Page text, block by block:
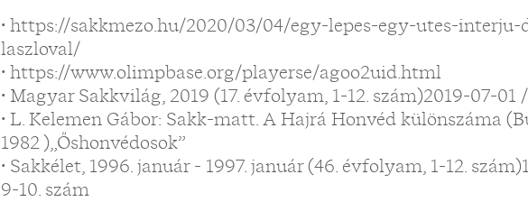
• https://sakkmezo.hu/2020/03/04/egy-lepes-egy-utes-
laszloval/
• https://www.olimpbase.org/playerse/agoo2uid.html
• Magyar Sakkvilág, 2019 (17. évfolyam, 1-12. szám)2019-07-01
• L. Kelemen Gábor: Sakk-matt. A Hajrá Honvéd különszáma
1982 )„Őshonvédosok”
• Sakkélet, 1996. január - 1997. január (46. évfolyam, 1-12.
9-10. szám